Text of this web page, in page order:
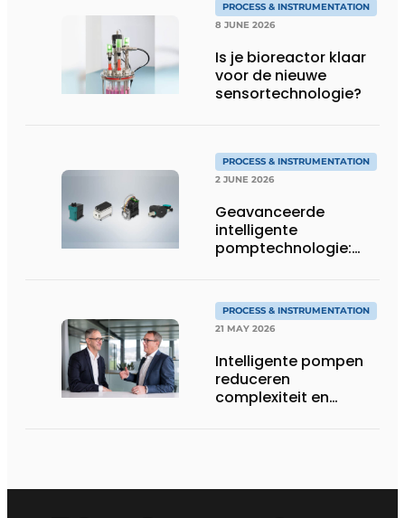
PROCESS & INSTRUMENTATION
8 JUNE 2026
Is je bioreactor klaar
voor de nieuwe
sensortechnologie?
PROCESS & INSTRUMENTATION
2 JUNE 2026
Geavanceerde
intelligente
pomptechnologie:
PROCESS & INSTRUMENTATION
21 MAY 2026
Intelligente pompen
reduceren
complexiteit en